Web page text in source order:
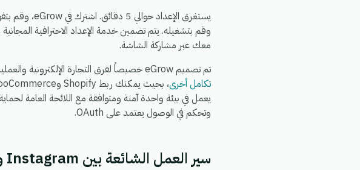
وقم بتشغيله. يتم تضمين خدمة الإعداد الاحترافية
معك عبر مشاركة الشاشة.
تم تصميم eGrow خصيصاً لفرق التجارة الإلكترونية والعمليات: يعمل تكامل Instagram + YouCan جنباً إلى جنب مع
تكامل أخرى
وتحكم في الوصول يعتمد على OAuth.
سير العمل الشائعة بين Instagram و YouCan